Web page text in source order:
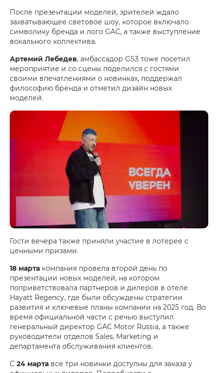
После презентации моделей, зрителей ждало
захватывающее световое шоу, которое включало
символику бренда и лого GAC, а также выступление
вокального коллектива.
Артемий Лебедев, амбассадор GS3 тоже посетил
мероприятие и со сцены поделился с гостями
своими впечатлениями о новинках, поддержал
философию бренда и отметил дизайн новых
моделей.
Гости вечера также приняли участие в лотерее с
ценными призами.
18 марта компания провела второй день по
презентации новых моделей, на котором
поприветствовала партнеров и дилеров в отеле
Hayatt Regency, где были обсуждены стратегии
развития и ключевые планы компании на 2025 год. Во
время официальной части с речью выступил
генеральный директор GAC Motor Russia, а также
руководители отделов Sales, Marketing и
департамента обслуживания клиентов.
С 24 марта все три новинки доступны для заказа у